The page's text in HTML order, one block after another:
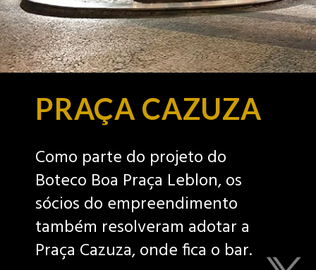
PRAÇA CAZUZA
Como parte do projeto do
Boteco Boa Praça Leblon, os
sócios do empreendimento
também resolveram adotar a
Praça Cazuza, onde fica o bar.